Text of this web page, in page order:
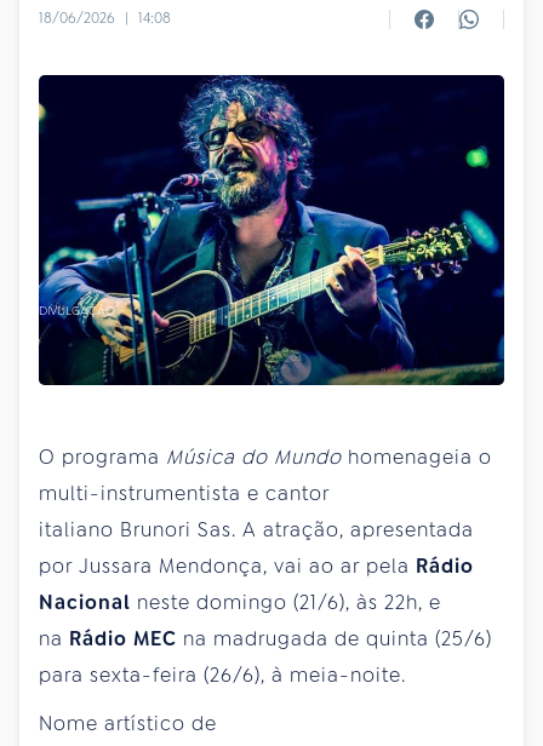
18/06/2026 | 14:08
DIVULGAÇÃO
O programa Música do Mundo homenageia o
multi-instrumentista e cantor
italiano Brunori Sas. A atração, apresentada
por Jussara Mendonça, vai ao ar pela Rádio
Nacional neste domingo (21/6), às 22h, e
na Rádio MEC na madrugada de quinta (25/6)
para sexta-feira (26/6), à meia-noite.
Nome artístico de